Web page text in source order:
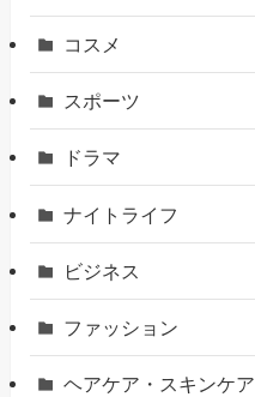
コスメ
スポーツ
ドラマ
ナイトライフ
ビジネス
ファッション
ヘアケア・スキンケア